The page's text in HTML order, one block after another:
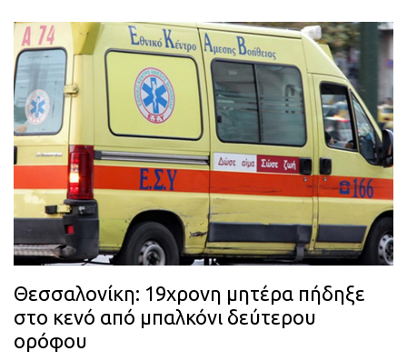
Θεσσαλονίκη: 19χρονη μητέρα πήδηξε
στο κενό από μπαλκόνι δεύτερου
ορόφου